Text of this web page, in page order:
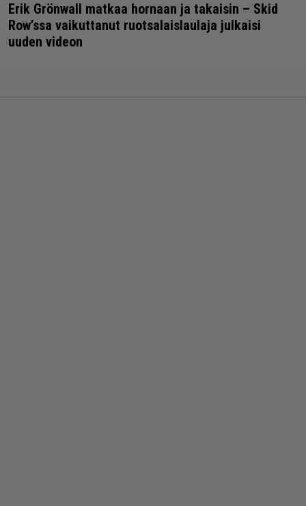
Erik Grönwall matkaa hornaan ja takaisin – Skid
Row’ssa vaikuttanut ruotsalaislaulaja julkaisi
uuden videon